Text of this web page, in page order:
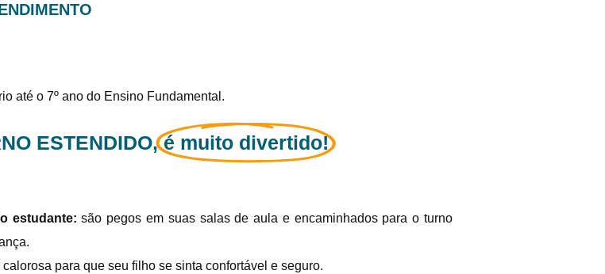
até o 7º ano do Ensino Fundamental.
ESTENDIDO, é muito divertido!
estudante: são pegos em suas salas de aula e encaminhados para o turno
calorosa para que seu filho se sinta confortável e seguro.